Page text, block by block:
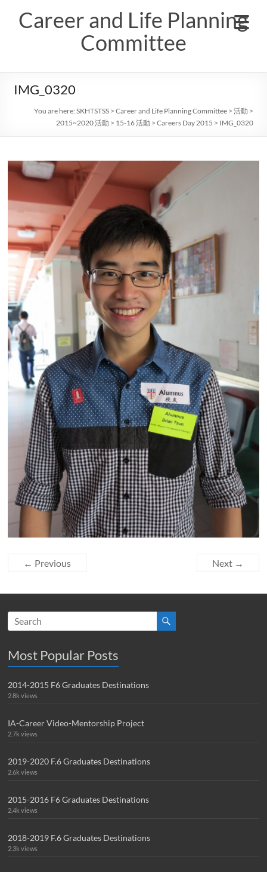
contentCareer and Life Planning
Committee
IMG_0320
You are here:SKHTSTSS >Career and Life Planning Committee >活動 >
2015~2020 活動 > 15-16 活動 >Careers Day 2015 > IMG_0320
← Previous Next →
Most Popular Posts
2014-2015 F6 Graduates Destinations
2.8k views
IA-Career Video-Mentorship Project
2.7k views
2019-2020 F.6 Graduates Destinations
2.6k views
2015-2016 F6 Graduates Destinations
2.4k views
2018-2019 F.6 Graduates Destinations
2.3k views